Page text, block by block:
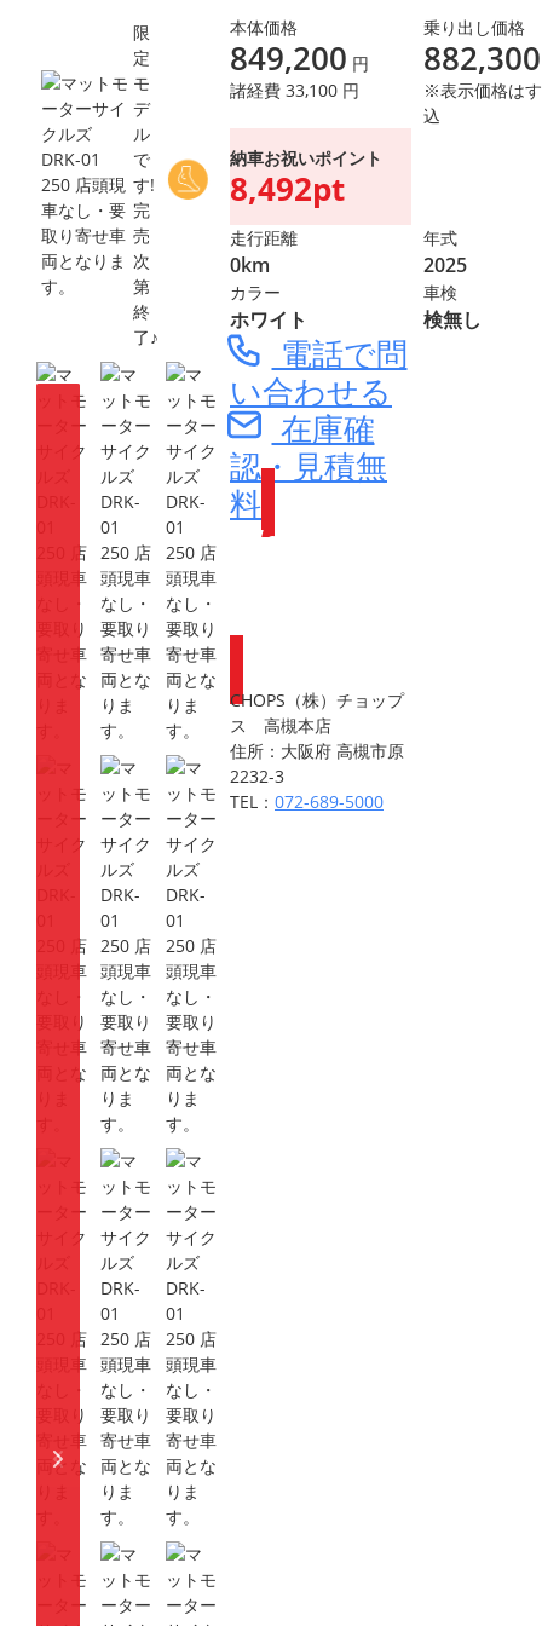
限
定
モ
デ
ル
で
す!
完
売
次
第
終
了♪
本体価格
849,200 円
乗り出し価格
882,300
諸経費 33,100 円
※表示価格は
込
納車お祝いポイント
8,492pt
走行距離
0km
年式
2025
カラー
ホワイト
車検
検無し
電話で問
い合わせる
在庫確
認・見積無
料
Webike会員
もらえます
CHOPS（株）チョップ
ス 高槻本店
住所：大阪府 高槻市原
2232-3
TEL： 072-689-5000